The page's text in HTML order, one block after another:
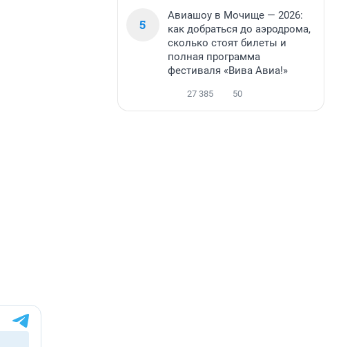
5
Авиашоу в Мочище — 2026:
как добраться до аэродрома,
сколько стоят билеты и
полная программа
фестиваля «Вива Авиа!»
27 385 50